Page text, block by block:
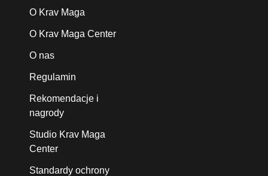
O Krav Maga
O Krav Maga Center
O nas
Regulamin
Rekomendacje i
nagrody
Studio Krav Maga
Center
Standardy ochrony